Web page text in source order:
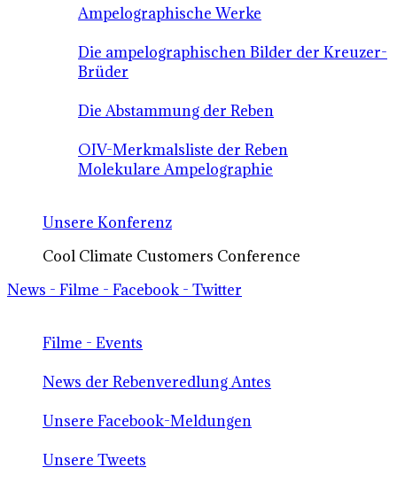
Ampelographische Werke
Die ampelographischen Bilder der Kreuzer-
Brüder
Die Abstammung der Reben
OIV-Merkmalsliste der Reben
Molekulare Ampelographie
Unsere Konferenz
Cool Climate Customers Conference
News - Filme - Facebook - Twitter
Filme - Events
News der Rebenveredlung Antes
Unsere Facebook-Meldungen
Unsere Tweets